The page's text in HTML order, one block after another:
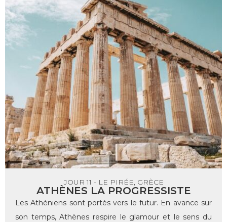
JOUR 11 - LE PIRÉE, GRÈCE
ATHÈNES LA PROGRESSISTE
Les Athéniens sont portés vers le futur. En avance sur
son temps, Athènes respire le glamour et le sens du